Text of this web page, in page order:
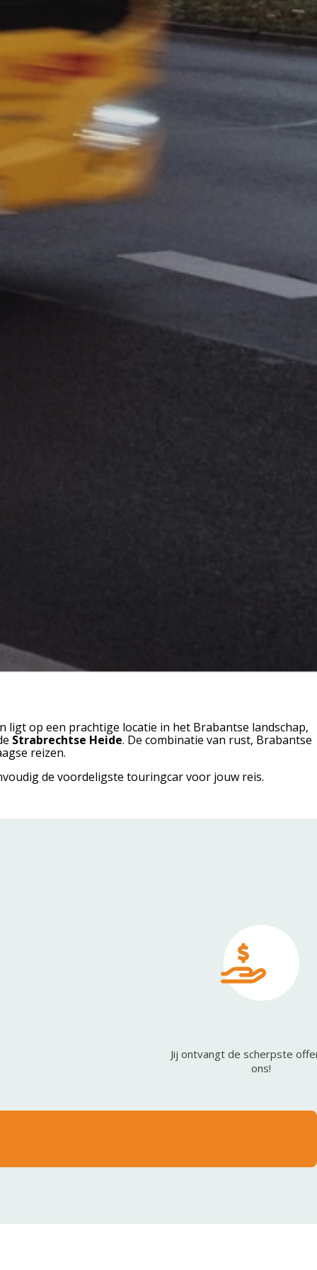
ligt op een prachtige locatie in het Brabantse landschap,
Strabrechtse Heide. De combinatie van rust, Brabantse
reizen.
de voordeligste touringcar voor jouw reis.
Jij ontvangt de scherpste
ons!